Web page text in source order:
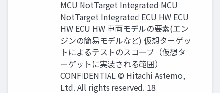
MCU NotTarget Integrated MCU
NotTarget Integrated ECU HW ECU
HW ECU HW 車両モデルの要素(エン
ジンの簡易モデルなど) 仮想ターゲッ
トによるテストのスコープ（仮想タ
ーゲットに実装される範囲）
CONFIDENTIAL © Hitachi Astemo,
Ltd. All rights reserved. 18